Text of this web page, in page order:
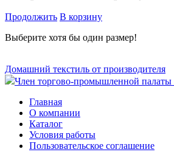
Продолжить В корзину
Выберите хотя бы один размер!
Домашний текстиль от производителя
Член торгово-промышленной палаты
Главная
О компании
Каталог
Условия работы
Пользовательское соглашение